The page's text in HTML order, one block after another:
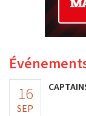
16
SEP